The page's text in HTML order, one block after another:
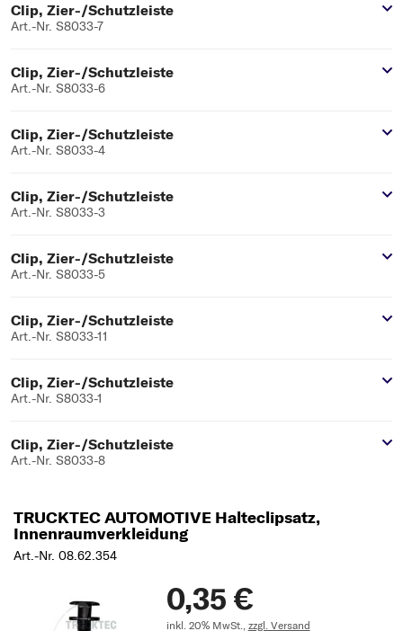
Clip, Zier-/Schutzleiste
Art.-Nr. S8033-7
Clip, Zier-/Schutzleiste
Art.-Nr. S8033-6
Clip, Zier-/Schutzleiste
Art.-Nr. S8033-4
Clip, Zier-/Schutzleiste
Art.-Nr. S8033-3
Clip, Zier-/Schutzleiste
Art.-Nr. S8033-5
Clip, Zier-/Schutzleiste
Art.-Nr. S8033-11
Clip, Zier-/Schutzleiste
Art.-Nr. S8033-1
Clip, Zier-/Schutzleiste
Art.-Nr. S8033-8
TRUCKTEC AUTOMOTIVE Halteclipsatz,
Innenraumverkleidung
Art.-Nr. 08.62.354
0,35 €
inkl. 20% MwSt., zzgl. Versand